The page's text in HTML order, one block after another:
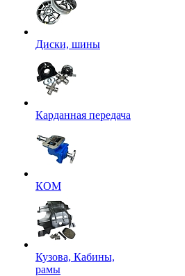
Диски, шины
Карданная передача
КОМ
Кузова, Кабины,
рамы